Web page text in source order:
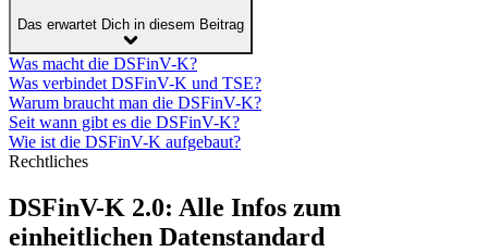
Das erwartet Dich in diesem Beitrag
Was macht die DSFinV-K?
Was verbindet DSFinV-K und TSE?
Warum braucht man die DSFinV-K?
Seit wann gibt es die DSFinV-K?
Wie ist die DSFinV-K aufgebaut?
Rechtliches
DSFinV-K 2.0: Alle Infos zum
einheitlichen Datenstandard